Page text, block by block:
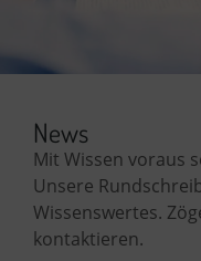
News
Mit Wissen voraus
Unsere
Wissenswertes.
kontaktieren.